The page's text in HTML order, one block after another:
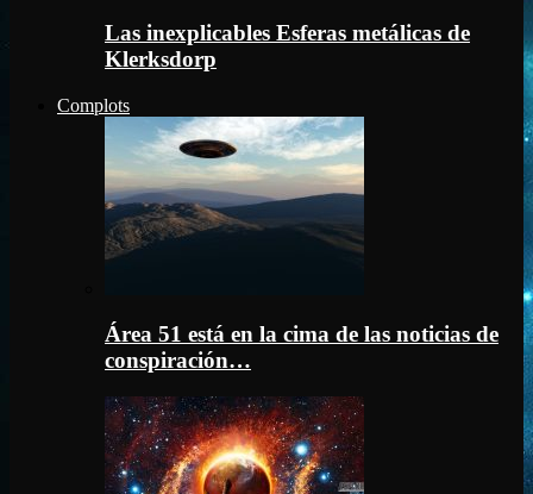
Las inexplicables Esferas metálicas de
Klerksdorp
Complots
Área 51 está en la cima de las noticias de
conspiración…